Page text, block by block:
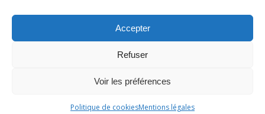
Accepter
Refuser
Voir les préférences
Politique de cookiesMentions légales
© Mairie de Chaussy (95) | Propulsé par WordPress